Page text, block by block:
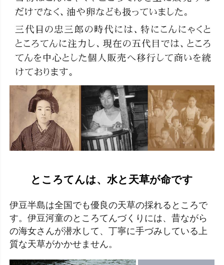
ところてんは、水と天草が命です
伊豆半島は全国でも優良の天草の採れるところで
す。伊豆河童のところてんづくりには、昔ながら
の海女さんが潜水して、丁寧に手づみしている上
質な天草がかかせません。